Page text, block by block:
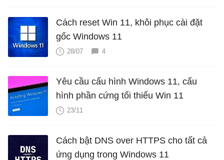
Cách reset Win 11, khôi phục cài đặt
gốc Windows 11
28/07 4
Yêu cầu cấu hình Windows 11, cấu
hình phần cứng tối thiểu Win 11
23/11
Cách bật DNS over HTTPS cho tất cả
ứng dụng trong Windows 11